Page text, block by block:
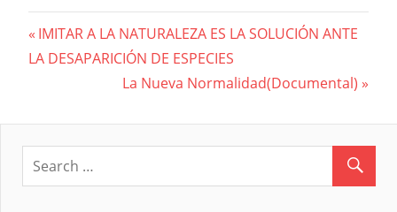
Navegación
entradas
Previous
Post:
IMITAR A LA NATURALEZA ES LA SOLUCIÓN ANTE
LA DESAPARICIÓN DE ESPECIES
Next
La Nueva Normalidad(Documental)